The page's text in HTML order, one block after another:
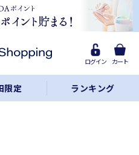
ログイン カート
限定 ランキング